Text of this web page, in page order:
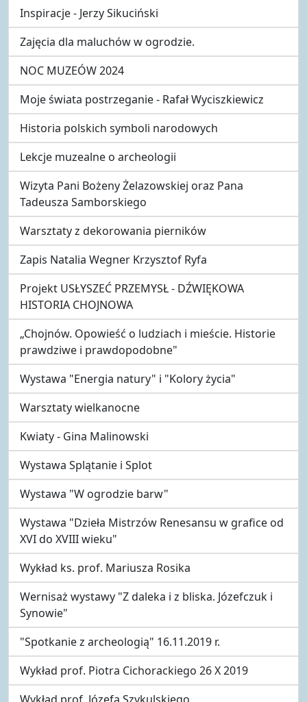
Inspiracje - Jerzy Sikuciński
Zajęcia dla maluchów w ogrodzie.
NOC MUZEÓW 2024
Moje świata postrzeganie - Rafał Wyciszkiewicz
Historia polskich symboli narodowych
Lekcje muzealne o archeologii
Wizyta Pani Bożeny Żelazowskiej oraz Pana
Tadeusza Samborskiego
Warsztaty z dekorowania pierników
Zapis Natalia Wegner Krzysztof Ryfa
Projekt USŁYSZEĆ PRZEMYSŁ - DŹWIĘKOWA
HISTORIA CHOJNOWA
„Chojnów. Opowieść o ludziach i mieście. Historie
prawdziwe i prawdopodobne"
Wystawa "Energia natury" i "Kolory życia"
Warsztaty wielkanocne
Kwiaty - Gina Malinowski
Wystawa Splątanie i Splot
Wystawa "W ogrodzie barw"
Wystawa "Dzieła Mistrzów Renesansu w grafice od
XVI do XVIII wieku"
Wykład ks. prof. Mariusza Rosika
Wernisaż wystawy "Z daleka i z bliska. Józefczuk i
Synowie"
"Spotkanie z archeologią" 16.11.2019 r.
Wykład prof. Piotra Cichorackiego 26 X 2019